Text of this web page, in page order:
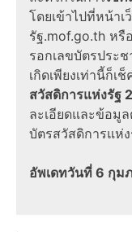
โดยเข้าไปที่หน้าเ
รัฐ.mof.go.th หรือ
รอกเลขบัตรประ
เกิดเพียงเท่านี้ก็เ
สวัสดิการแห่งรัฐ
ละเอียดและข้อมู
บัตรสวัสดิการแห่ง
อัพเดทวันที่ 6 กุม